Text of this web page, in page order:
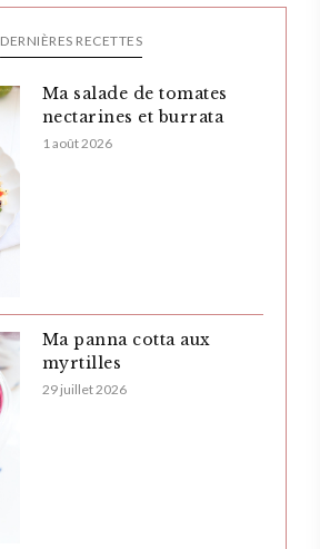
DERNIÈRES RECETTES
Ma salade de tomates
nectarines et burrata
1 août 2026
Ma panna cotta aux
myrtilles
29 juillet 2026